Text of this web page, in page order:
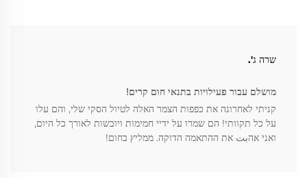
שרה ג'.
מושלם עבור פעילויות בתנאי חום קרים!
קניתי לאחרונה את כפפות הצמר האלה לטיול הסקי שלי, והם עלו
על כל תקוותי! הם שמרו על ידיי חמימות ויובשות לאורך כל היום,
ואני אהبت את ההתאמה הדוקה. ממליץ בחום!